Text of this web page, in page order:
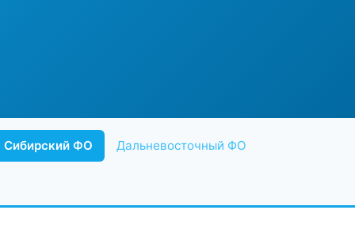
Сибирский ФО Дальневосточный ФО